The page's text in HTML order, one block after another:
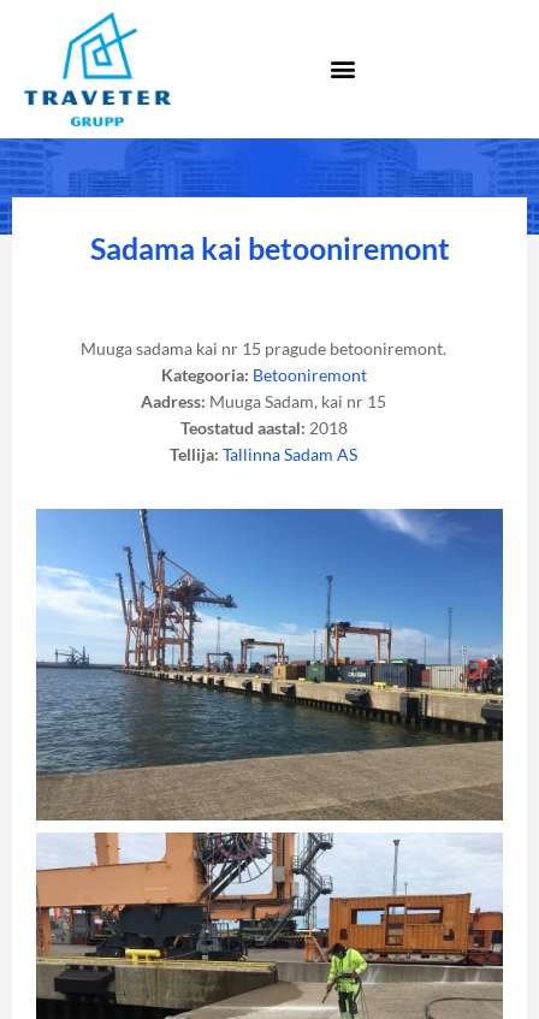
Sadama kai betooniremont
Muuga sadama kai nr 15 pragude betooniremont.
Kategooria: Betooniremont
Aadress: Muuga Sadam, kai nr 15
Teostatud aastal: 2018
Tellija: Tallinna Sadam AS